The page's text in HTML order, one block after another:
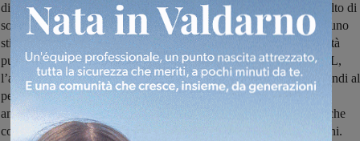
dichiarato Sergio Chienni, sindaco di Terranuova – Abbiamo scelto di
sostenerlo perché i problemi li affronta e non li aggira, perché ha uno
stile diretto e aperto. Perché riconosce il valore assoluto della sanità
pubblica, perché propone con forza di investirci oltre il 7% del PIL,
l’abolizione del numero chiuso a medicina e l’aumento degli stipendi al
personale sanitario. Esprime un senso di prossimità che gli
amministratori locali conoscono bene nel loro agire quotidiano e che
con tutti i nostri limiti e capacità attuiamo con impegno tutti i giorni.